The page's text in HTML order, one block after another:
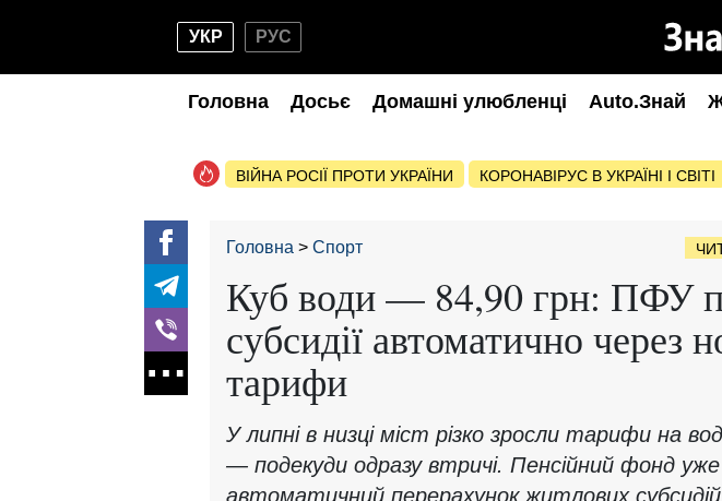
УКР РУС
Головна Досьє Домашні улюбленці Auto.Знай
ВІЙНА РОСІЇ ПРОТИ УКРАЇНИ КОРОНАВІРУС В УКРАЇНІ І СВІТІ
Головна Спорт
Куб води — 84,90 грн: ПФУ
субсидії автоматично через
тарифи
У липні в низці міст різко зросли тарифи на
— подекуди одразу втричі. Пенсійний фонд
автоматичний перерахунок житлових